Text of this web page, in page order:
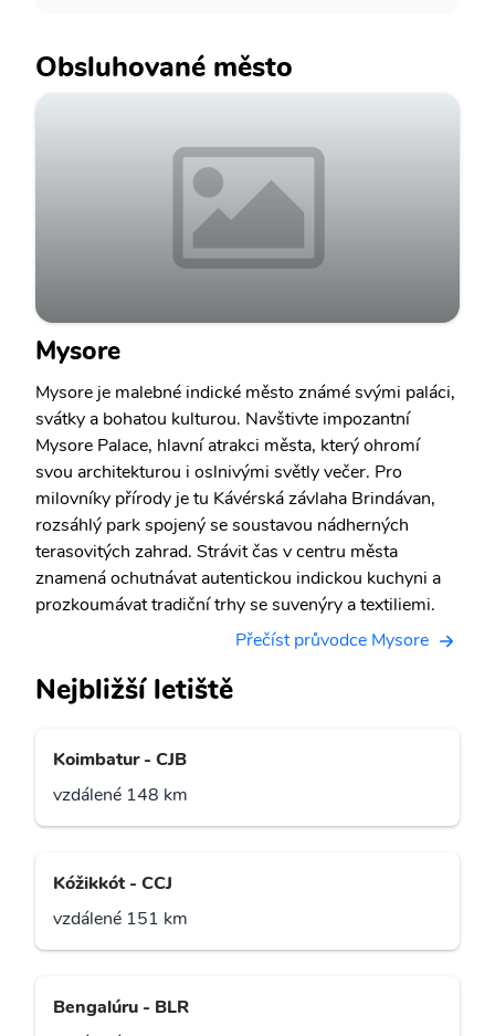
Obsluhované město
Mysore
Mysore je malebné indické město známé svými paláci,
svátky a bohatou kulturou. Navštivte impozantní
Mysore Palace, hlavní atrakci města, který ohromí
svou architekturou i oslnivými světly večer. Pro
milovníky přírody je tu Kávérská závlaha Brindávan,
rozsáhlý park spojený se soustavou nádherných
terasovitých zahrad. Strávit čas v centru města
znamená ochutnávat autentickou indickou kuchyni a
prozkoumávat tradiční trhy se suvenýry a textiliemi.
Přečíst průvodce Mysore
Nejbližší letiště
Koimbatur - CJB
vzdálené 148 km
Kóžikkót - CCJ
vzdálené 151 km
Bengalúru - BLR